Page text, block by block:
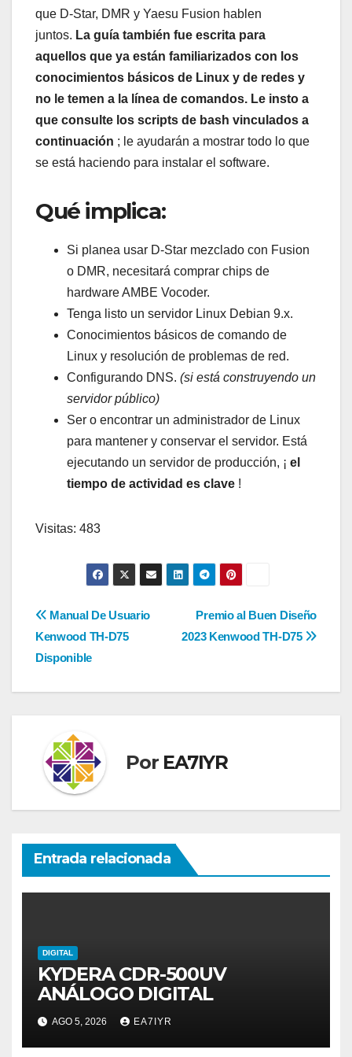
que D-Star, DMR y Yaesu Fusion hablen
juntos. La guía también fue escrita para
aquellos que ya están familiarizados con los
conocimientos básicos de Linux y de redes y
no le temen a la línea de comandos. Le insto a
que consulte los scripts de bash vinculados a
continuación ; le ayudarán a mostrar todo lo que
se está haciendo para instalar el software.
Qué implica:
Si planea usar D-Star mezclado con Fusion
o DMR, necesitará comprar chips de
hardware AMBE Vocoder.
Tenga listo un servidor Linux Debian 9.x.
Conocimientos básicos de comando de
Linux y resolución de problemas de red.
Configurando DNS. (si está construyendo un
servidor público)
Ser o encontrar un administrador de Linux
para mantener y conservar el servidor. Está
ejecutando un servidor de producción, ¡ el
tiempo de actividad es clave !
Visitas: 483
Navegación
de
entradas
Premio al Buen Diseño
2023 Kenwood TH-D75
Manual De Usuario
Kenwood TH-D75
Disponible
Por EA7IYR
Entrada relacionada
DIGITAL
KYDERA CDR-500UV
ANÁLOGO DIGITAL
AGO 5, 2026 EA7IYR